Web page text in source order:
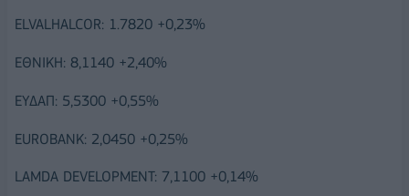
ELVALHALCOR: 1.7820 +0,23%
ΕΘΝΙΚΗ: 8,1140 +2,40%
ΕΥΔΑΠ: 5,5300 +0,55%
EUROBANK: 2,0450 +0,25%
LAMDA DEVELOPMENT: 7,1100 +0,14%